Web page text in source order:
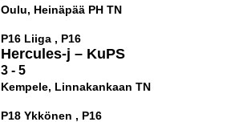
Oulu, Heinäpää PH TN
P16 Liiga , P16
Hercules-j – KuPS
3 - 5
Kempele, Linnakankaan TN
P18 Ykkönen , P16